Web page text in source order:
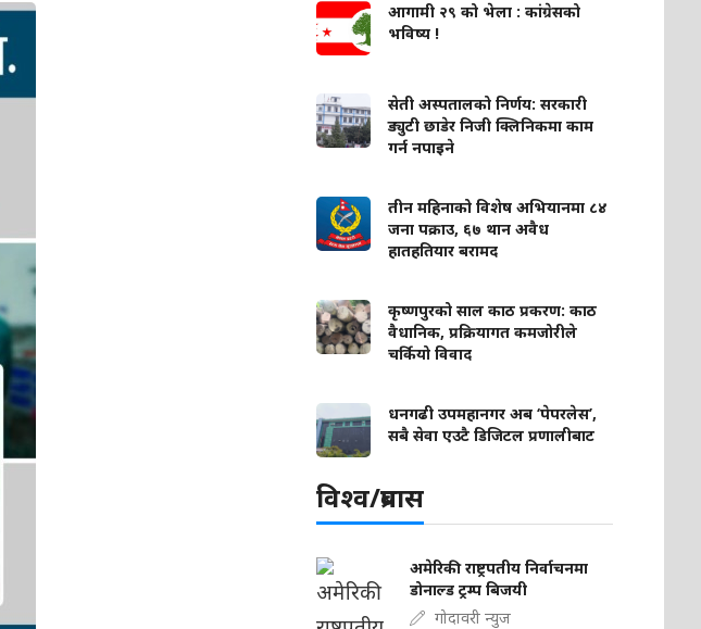
आगामी २९ को भेला : कांग्रेसको
भविष्य !
सेती अस्पतालको निर्णय: सरकारी
ड्युटी छाडेर निजी क्लिनिकमा काम
गर्न नपाइने
तीन महिनाको विशेष अभियानमा ८४
जना पक्राउ, ६७ थान अवैध
हातहतियार बरामद
कृष्णपुरको साल काठ प्रकरण: काठ
वैधानिक, प्रक्रियागत कमजोरीले
चर्कियो विवाद
धनगढी उपमहानगर अब ‘पेपरलेस’,
सबै सेवा एउटै डिजिटल प्रणालीबाट
विश्व/प्रबास
अमेरिकी राष्ट्रपतीय निर्वाचनमा
डोनाल्ड ट्रम्प बिजयी
गोदावरी न्युज